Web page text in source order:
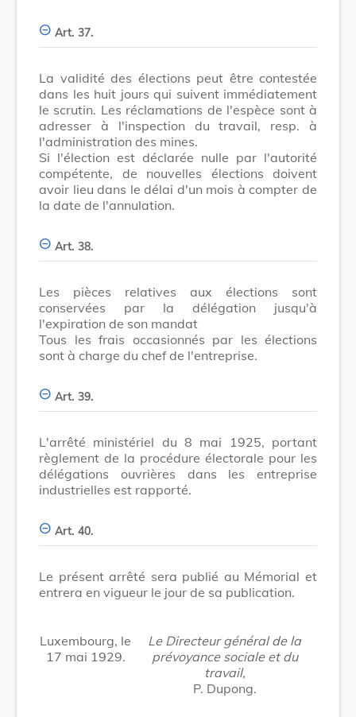
Art. 37.
La validité des élections peut être contestée
dans les huit jours qui suivent immédiatement
le scrutin. Les réclamations de l'espèce sont à
adresser à l'inspection du travail, resp. à
l'administration des mines.
Si l'élection est déclarée nulle par l'autorité
compétente, de nouvelles élections doivent
avoir lieu dans le délai d'un mois à compter de
la date de l'annulation.
Art. 38.
Les pièces relatives aux élections sont
conservées par la délégation jusqu'à
l'expiration de son mandat
Tous les frais occasionnés par les élections
sont à charge du chef de l'entreprise.
Art. 39.
L'arrêté ministériel du 8 mai 1925, portant
règlement de la procédure électorale pour les
délégations ouvrières dans les entreprise
industrielles est rapporté.
Art. 40.
Le présent arrêté sera publié au Mémorial et
entrera en vigueur le jour de sa publication.
Luxembourg, le
17 mai 1929.
Le Directeur général de la
prévoyance sociale et du
travail,
P. Dupong.